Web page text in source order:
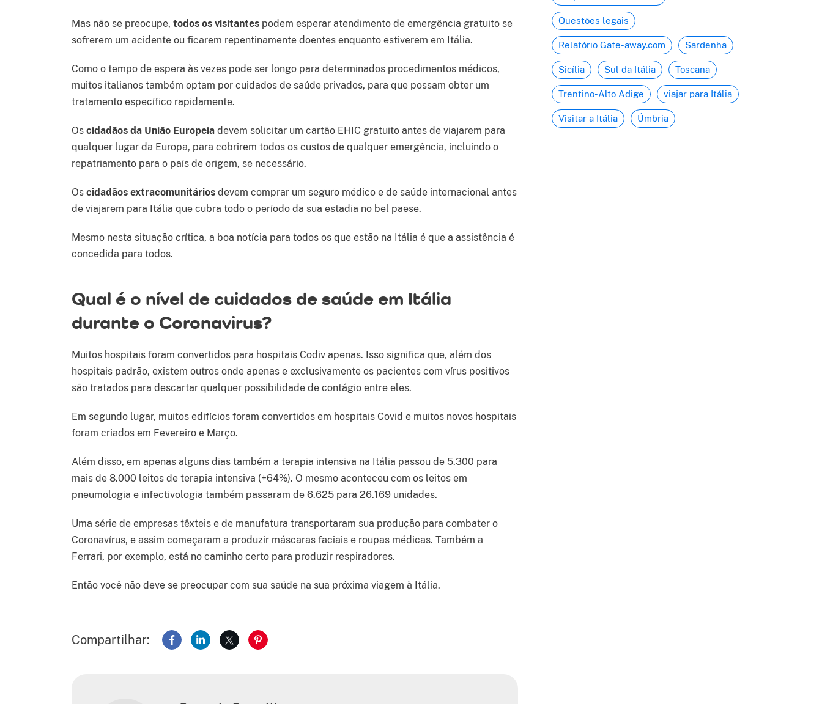
Mas não se preocupe, todos os visitantes podem esperar atendimento de emergência gratuito se
sofrerem um acidente ou ficarem repentinamente doentes enquanto estiverem em Itália.
Como o tempo de espera às vezes pode ser longo para determinados procedimentos médicos,
muitos italianos também optam por cuidados de saúde privados, para que possam obter um
tratamento específico rapidamente.
Os cidadãos da União Europeia devem solicitar um cartão EHIC gratuito antes de viajarem para
qualquer lugar da Europa, para cobrirem todos os custos de qualquer emergência, incluindo o
repatriamento para o país de origem, se necessário.
Os cidadãos extracomunitários devem comprar um seguro médico e de saúde internacional antes
de viajarem para Itália que cubra todo o período da sua estadia no bel paese.
Mesmo nesta situação crítica, a boa notícia para todos os que estão na Itália é que a assistência é
concedida para todos.
Qual é o nível de cuidados de saúde em Itália
durante o Coronavirus?
Muitos hospitais foram convertidos para hospitais Codiv apenas. Isso significa que, além dos
hospitais padrão, existem outros onde apenas e exclusivamente os pacientes com vírus positivos
são tratados para descartar qualquer possibilidade de contágio entre eles.
Em segundo lugar, muitos edifícios foram convertidos em hospitais Covid e muitos novos hospitais
foram criados em Fevereiro e Março.
Além disso, em apenas alguns dias também a terapia intensiva na Itália passou de 5.300 para
mais de 8.000 leitos de terapia intensiva (+64%). O mesmo aconteceu com os leitos em
pneumologia e infectivologia também passaram de 6.625 para 26.169 unidades.
Uma série de empresas têxteis e de manufatura transportaram sua produção para combater o
Coronavírus, e assim começaram a produzir máscaras faciais e roupas médicas. Também a
Ferrari, por exemplo, está no caminho certo para produzir respiradores.
Então você não deve se preocupar com sua saúde na sua próxima viagem à Itália.
Compartilhar: Compartilhar no Facebook
Compartilhar no LinkedIn
Compartilhar no X
Compartilhar no Pinterest
Questões legais
Relatório Gate-away.com Sardenha
Sicília Sul da Itália Toscana
Trentino-Alto Adige viajar para Itália
Visitar a Itália Úmbria